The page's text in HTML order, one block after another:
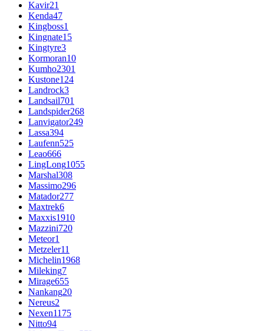
Kavir21
Kenda47
Kingboss1
Kingnate15
Kingtyre3
Kormoran10
Kumho2301
Kustone124
Landrock3
Landsail701
Landspider268
Lanvigator249
Lassa394
Laufenn525
Leao666
LingLong1055
Marshal308
Massimo296
Matador277
Maxtrek6
Maxxis1910
Mazzini720
Meteor1
Metzeler11
Michelin1968
Mileking7
Mirage655
Nankang20
Nereus2
Nexen1175
Nitto94